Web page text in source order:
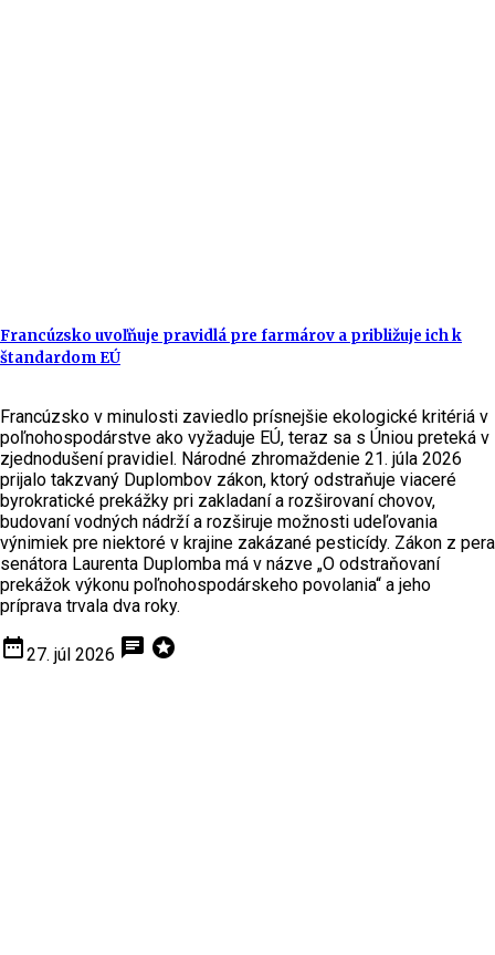
Francúzsko uvoľňuje pravidlá pre farmárov a približuje ich k
štandardom EÚ
Francúzsko v minulosti zaviedlo prísnejšie ekologické kritériá v
poľnohospodárstve ako vyžaduje EÚ, teraz sa s Úniou preteká v
zjednodušení pravidiel. Národné zhromaždenie 21. júla 2026
prijalo takzvaný Duplombov zákon, ktorý odstraňuje viaceré
byrokratické prekážky pri zakladaní a rozširovaní chovov,
budovaní vodných nádrží a rozširuje možnosti udeľovania
výnimiek pre niektoré v krajine zakázané pesticídy. Zákon z pera
senátora Laurenta Duplomba má v názve „O odstraňovaní
prekážok výkonu poľnohospodárskeho povolania“ a jeho
príprava trvala dva roky.
date_range27. júl 2026 chat stars